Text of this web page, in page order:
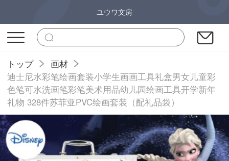
ユウワ文房
トップ
画材
迪士尼水彩笔绘画套装小学生画画工具礼盒男女儿童彩
色笔可水洗画笔彩笔美术用品幼儿园绘画工具开学新年
礼物 328件苏菲亚PVC绘画套装（配礼品袋）